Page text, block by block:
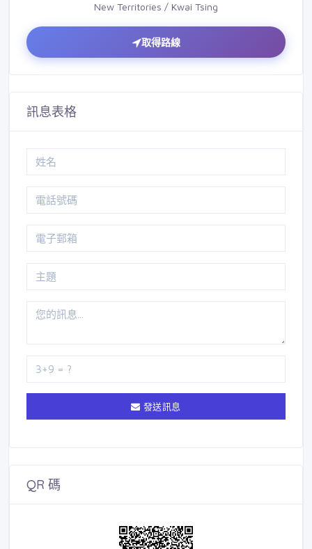
New Territories / Kwai Tsing
取得路線
訊息表格
發送訊息
QR 碼